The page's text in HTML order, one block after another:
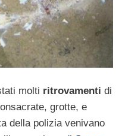
molti ritrovamenti di
grotte, e
della polizia venivano